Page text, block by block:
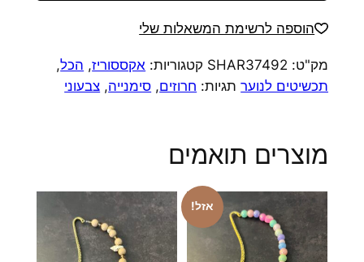
הוספה לרשימת המשאלות שלי
מק"ט: SHAR37492 קטגוריות: אקססוריז, הכל,
תכשיטים לנוער תגיות: חרוזים, סימנייה, צבעוני
מוצרים תואמים
אזל!